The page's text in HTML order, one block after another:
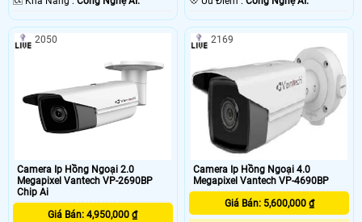
Camera Ip Hồng Ngoại 2.0
Megapixel Vantech VP-2690BP
Chip Ai
Giá Bán: 4,950,000 ₫
2050
Camera Ip Hồng Ngoại 4.0
Megapixel Vantech VP-4690BP
Giá Bán: 5,600,000 ₫
2169